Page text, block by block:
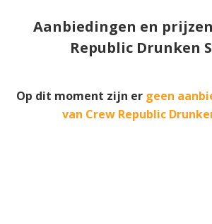
Aanbiedingen en
Republic Drunken
Op dit moment zijn er geen
van Crew Republic